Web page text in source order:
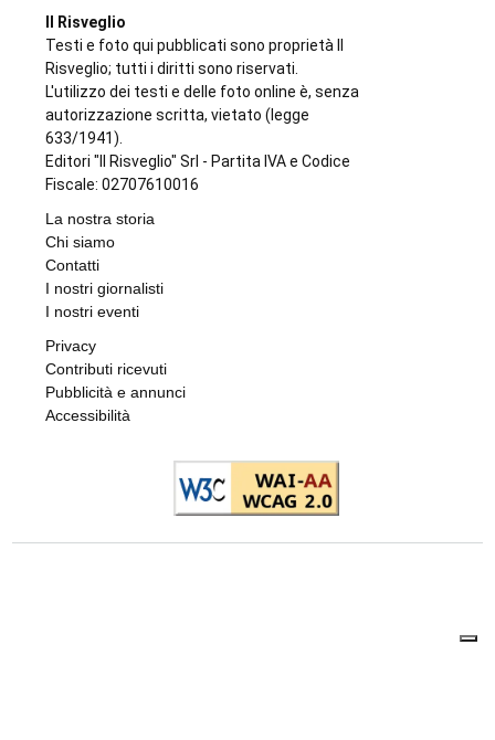
Il Risveglio
Testi e foto qui pubblicati sono proprietà Il
Risveglio; tutti i diritti sono riservati.
L'utilizzo dei testi e delle foto online è, senza
autorizzazione scritta, vietato (legge
633/1941).
Editori "Il Risveglio" Srl - Partita IVA e Codice
Fiscale: 02707610016
La nostra storia
Chi siamo
Contatti
I nostri giornalisti
I nostri eventi
Privacy
Contributi ricevuti
Pubblicità e annunci
Accessibilità